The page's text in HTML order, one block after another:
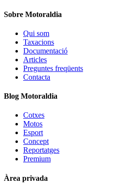
Sobre Motoraldia
Qui som
Taxacions
Documentació
Articles
Preguntes freqüents
Contacta
Blog Motoraldia
Cotxes
Motos
Esport
Concept
Reportatges
Premium
Àrea privada